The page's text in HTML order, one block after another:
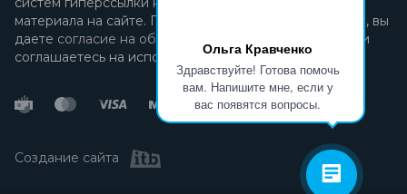
Ольга Кравченко
Здравствуйте! Готова помочь
вам. Напишите мне, если у
вас появятся вопросы.
материала на сайте. Продолжая пользоваться сайтом, вы
даете согласие на обработку персональных данных
и
соглашаетесь на использование файлов cookie.
Создание сайта